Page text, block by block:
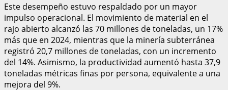
Este desempeño estuvo respaldado por un mayor
impulso operacional. El movimiento de material en el
rajo abierto alcanzó las 70 millones de toneladas, un 17%
más que en 2024, mientras que la minería subterránea
registró 20,7 millones de toneladas, con un incremento
del 14%. Asimismo, la productividad aumentó hasta 37,9
toneladas métricas finas por persona, equivalente a una
mejora del 9%.